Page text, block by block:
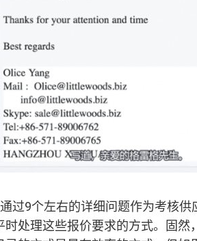
过9个左右的详细问题作为考核
时处理这些报价要求的方式。固然